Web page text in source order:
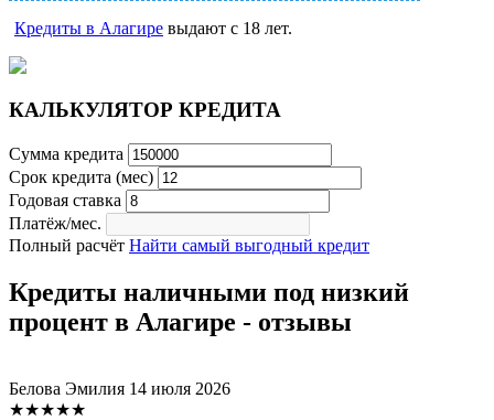
Кредиты в Алагире выдают с 18 лет.
КАЛЬКУЛЯТОР КРЕДИТА
Сумма кредита
Срок кредита (мес)
Годовая ставка
Платёж/мес.
Полный расчёт Найти самый выгодный кредит
Кредиты наличными под низкий
процент в Алагире - отзывы
Белова Эмилия 14 июля 2026
★★★★★